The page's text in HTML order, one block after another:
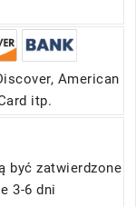
American
itp.
być zatwierdzone
3-6 dni